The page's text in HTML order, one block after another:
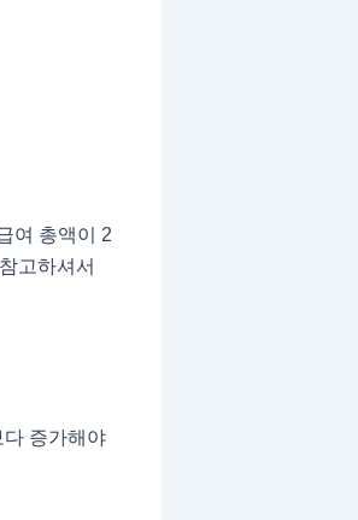
여 총액이 2
고하셔서
증가해야